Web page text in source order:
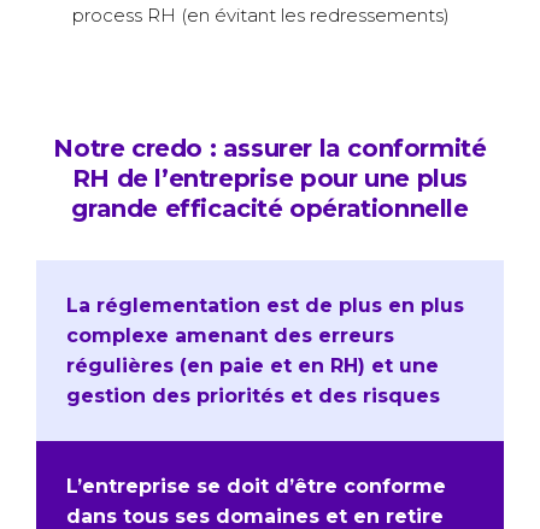
process RH (en évitant les redressements)
Notre credo : assurer la conformité
RH de l’entreprise pour une plus
grande efficacité opérationnelle
La réglementation est de plus en plus
complexe amenant des erreurs
régulières (en paie et en RH) et une
gestion des priorités et des risques
L’entreprise se doit d’être conforme
dans tous ses domaines et en retire